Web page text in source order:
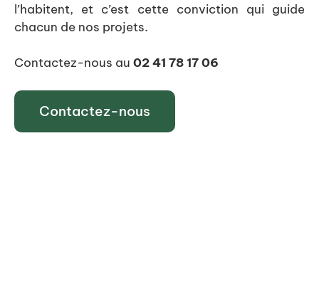
l’habitent, et c’est cette conviction qui guide
chacun de nos projets.
Contactez-nous au 02 41 78 17 06
Contactez-nous